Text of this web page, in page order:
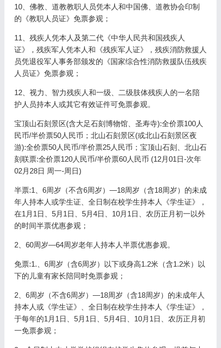
10、佛教、道教教职人员凭本人和中国佛、道教协会印制
的《教职人员证》免票参观；
11、残疾人凭本人及第二代《中华人民共和国残疾人
证》，残疾军人凭本人和《残疾军人证》，残疾消防救援人
员凭退役军人事务部颁发的《国家综合性消防救援队伍残疾
人员证》免票参观；
12、视力、智力残疾人和一级、二级肢体残疾人的一名陪
护人员持本人或其它有效证件可免票参观。
宝顶山石刻景区(含大足石刻博物馆、圣寿寺):全价票100人
民币/半价票50人民币；北山石刻景区(或北山石刻景区夜
游):全价票50人民币/半价票25人民币；宝顶山石刻、北山石
刻联票:全价票120人民币/半价票60人民币 (12月01日-次年
02月28日 周一-周日)
半票:1、6周岁（不含6周岁）—18周岁（含18周岁）的未成
年人持本人或学生证、全日制在校学生持本人《学生证》，
在1月1日、5月1日、5月4日、10月1日、农历正月初一以外
的时间半票优惠参观；
2、60周岁—64周岁老年人持本人半票优惠参观。
免票:1.、6周岁（含6周岁）以下或身高1.2米（含1.2米）以
下的儿童有家长陪同时免票参观；
2、6周岁（不含6周岁）—18周岁（含18周岁）的未成年人
持本人或《学生证》、全日制在校学生持本人《学生证》，
于每年的1月1日、5月1日、5月4日、10月1日、农历正月初
一免票参观；